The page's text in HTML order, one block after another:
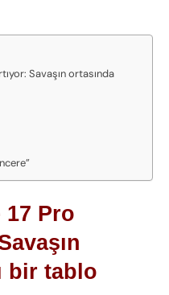
Savaşın ortasında
17 Pro
bir tablo